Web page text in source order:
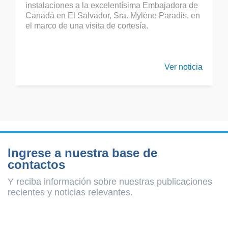
instalaciones a la excelentísima Embajadora de
Canadá en El Salvador, Sra. Mylène Paradis, en
el marco de una visita de cortesía.
Ver noticia
Ingrese a nuestra base de
contactos
Y reciba información sobre nuestras publicaciones
recientes y noticias relevantes.